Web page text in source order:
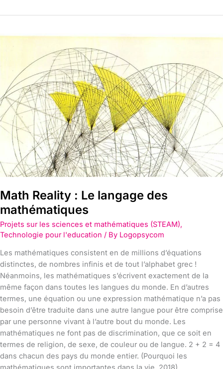
Math Reality : Le langage des
mathématiques
Projets sur les sciences et mathématiques (STEAM),
Technologie pour l'education / By Logopsycom
Les mathématiques consistent en de millions d’équations
distinctes, de nombres infinis et de tout l’alphabet grec !
Néanmoins, les mathématiques s’écrivent exactement de la
même façon dans toutes les langues du monde. En d’autres
termes, une équation ou une expression mathématique n’a pas
besoin d’être traduite dans une autre langue pour être comprise
par une personne vivant à l’autre bout du monde. Les
mathématiques ne font pas de discrimination, que ce soit en
termes de religion, de sexe, de couleur ou de langue. 2 + 2 = 4
dans chacun des pays du monde entier. (Pourquoi les
Math
langage
des
mathématiques